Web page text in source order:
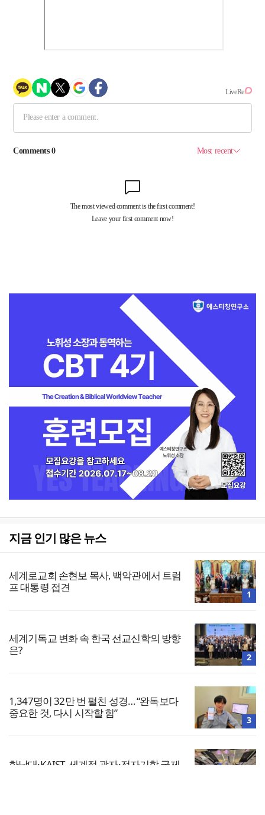
지금 인기 많은 뉴스
세계로교회 손현보 목사, 백악관에서 트럼
프 대통령 접견
1
세계기독교 변화 속 한국 선교신학의 방향
은?
2
1,347명이 32만 번 펼친 성경… “완독보다
중요한 것, 다시 시작할 힘”
3
한남대·KAIST, 세계적 광자·전자기학 국제